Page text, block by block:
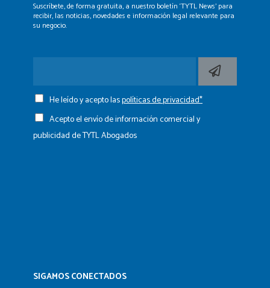
Suscríbete, de forma gratuita, a nuestro boletín ‘TYTL News’ para
recibir, las noticias, novedades e información legal relevante para
su negocio.
He leído y acepto laspolíticas de privacidad*
Acepto el envío de información comercial y
publicidad de TYTL Abogados
SIGAMOS CONECTADOS​